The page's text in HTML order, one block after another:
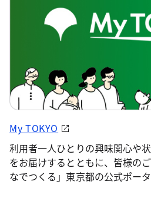
My TOKYO
利用者一人ひとりの興味関心や
をお届けするとともに、皆様の
なでつくる」東京都の公式ポータ